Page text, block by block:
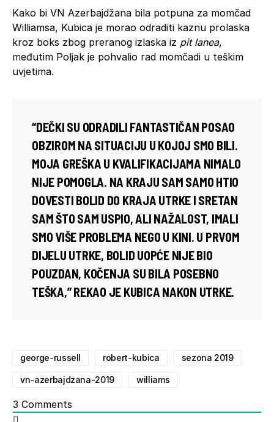
Kako bi VN Azerbajdžana bila potpuna za momčad
Williamsa, Kubica je morao odraditi kaznu prolaska
kroz boks zbog preranog izlaska iz pit lanea,
međutim Poljak je pohvalio rad momčadi u teškim
uvjetima.
“DEČKI SU ODRADILI FANTASTIČAN POSAO
OBZIROM NA SITUACIJU U KOJOJ SMO BILI.
MOJA GREŠKA U KVALIFIKACIJAMA NIMALO
NIJE POMOGLA. NA KRAJU SAM SAMO HTIO
DOVESTI BOLID DO KRAJA UTRKE I SRETAN
SAM ŠTO SAM USPIO, ALI NAŽALOST, IMALI
SMO VIŠE PROBLEMA NEGO U KINI. U PRVOM
DIJELU UTRKE, BOLID UOPĆE NIJE BIO
POUZDAN, KOČENJA SU BILA POSEBNO
TEŠKA,” REKAO JE KUBICA NAKON UTRKE.
george-russell robert-kubica sezona 2019
vn-azerbajdzana-2019 williams
3 Comments